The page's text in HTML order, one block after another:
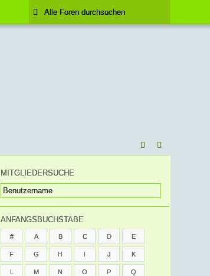
MITGLIEDERSUCHE
ANFANGSBUCHSTABE
# A B C D E
F G H I J K
L M N O P Q